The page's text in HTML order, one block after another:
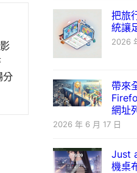
分
把旅
統讓
2026
帶來
網址
2026 年 6 月 17 日
Just
機桌